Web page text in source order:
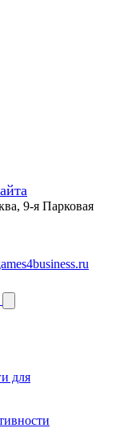
9-я Парковая
для